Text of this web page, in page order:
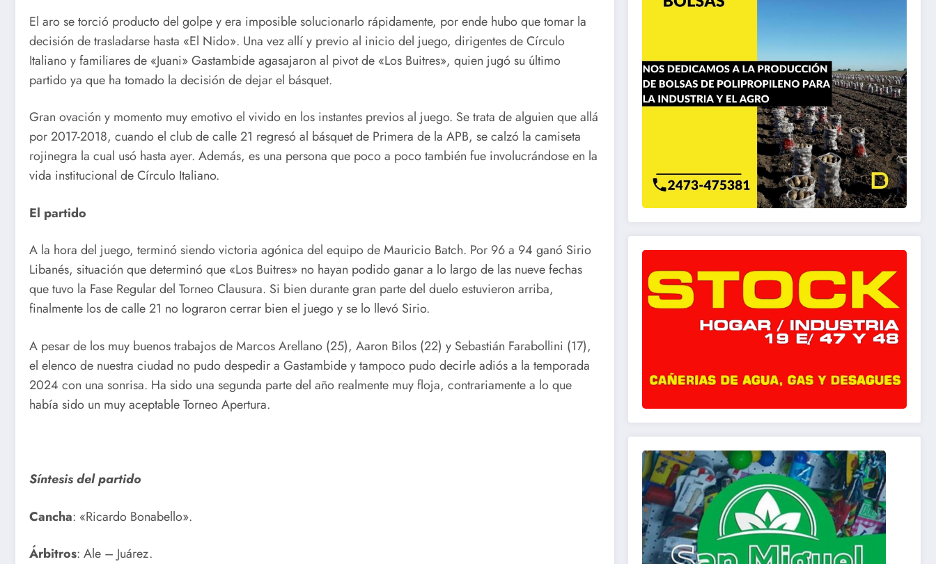
El aro se torció producto del golpe y era imposible solucionarlo rápidamente, por ende hubo que tomar la
decisión de trasladarse hasta «El Nido». Una vez allí y previo al inicio del juego, dirigentes de Círculo
Italiano y familiares de «Juani» Gastambide agasajaron al pivot de «Los Buitres», quien jugó su último
partido ya que ha tomado la decisión de dejar el básquet.
Gran ovación y momento muy emotivo el vivido en los instantes previos al juego. Se trata de alguien que allá
por 2017-2018, cuando el club de calle 21 regresó al básquet de Primera de la APB, se calzó la camiseta
rojinegra la cual usó hasta ayer. Además, es una persona que poco a poco también fue involucrándose en la
vida institucional de Círculo Italiano.
El partido
A la hora del juego, terminó siendo victoria agónica del equipo de Mauricio Batch. Por 96 a 94 ganó Sirio
Libanés, situación que determinó que «Los Buitres» no hayan podido ganar a lo largo de las nueve fechas
que tuvo la Fase Regular del Torneo Clausura. Si bien durante gran parte del duelo estuvieron arriba,
finalmente los de calle 21 no lograron cerrar bien el juego y se lo llevó Sirio.
A pesar de los muy buenos trabajos de Marcos Arellano (25), Aaron Bilos (22) y Sebastián Farabollini (17),
el elenco de nuestra ciudad no pudo despedir a Gastambide y tampoco pudo decirle adiós a la temporada
2024 con una sonrisa. Ha sido una segunda parte del año realmente muy floja, contrariamente a lo que
había sido un muy aceptable Torneo Apertura.
Síntesis del partido
Cancha: «Ricardo Bonabello».
Árbitros: Ale – Juárez.